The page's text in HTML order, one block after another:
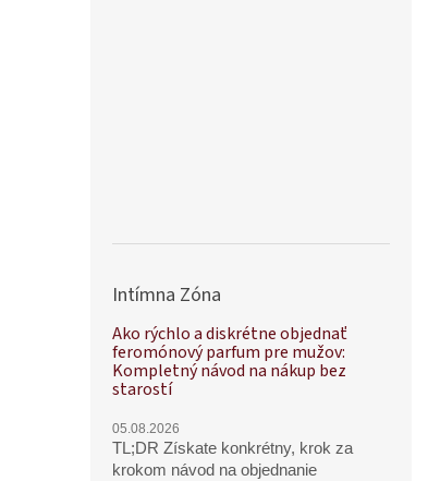
Intímna Zóna
Ako rýchlo a diskrétne objednať
feromónový parfum pre mužov:
Kompletný návod na nákup bez
starostí
05.08.2026
TL;DR Získate konkrétny, krok za
krokom návod na objednanie